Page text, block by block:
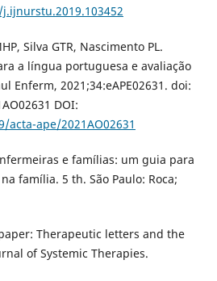
Silva GTR, Nascimento PL.
a língua portuguesa e avaliação
Enferm, 2021;34:eAPE02631. doi:
DOI:
ape/2021AO02631
e famílias: um guia para
família. 5 th. São Paulo: Roca;
Therapeutic letters and the
of Systemic Therapies.